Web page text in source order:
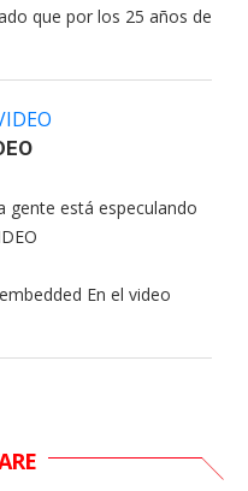
que por los 25 años de
gente está especulando
En el video